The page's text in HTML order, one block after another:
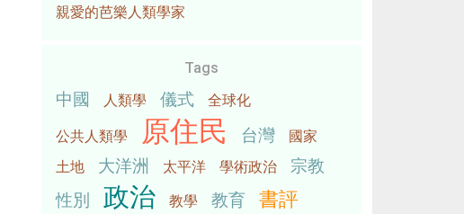
親愛的芭樂人類學家
Tags
中國 人類學 儀式
全球化
公共人類學
原住民 台灣
國家
土地
大洋洲 太平洋 學術政治
宗教
性別 政治 教學 教育 書評